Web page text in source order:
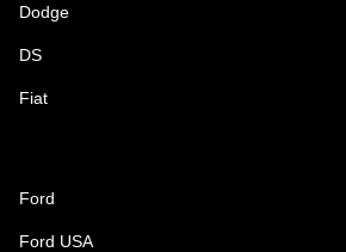
Dodge
DS
Fiat
Ford
Ford USA